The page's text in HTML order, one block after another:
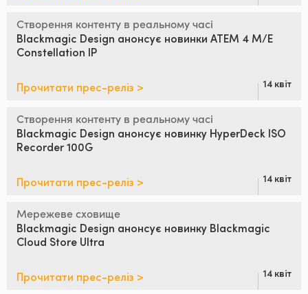
United States
Створення контенту в реальному часі
Blackmagic Design анонсує новинки ATEM 4 M/E
Constellation IP
Прочитати прес-реліз > 14 квіт
Створення контенту в реальному часі
Blackmagic Design анонсує новинку HyperDeck ISO
Recorder 100G
Прочитати прес-реліз > 14 квіт
Мережеве сховище
Blackmagic Design анонсує новинку Blackmagic
Cloud Store Ultra
Прочитати прес-реліз > 14 квіт